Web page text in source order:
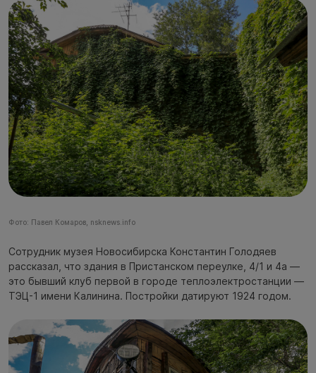
Фото: Павел Комаров, nsknews.info
Сотрудник музея Новосибирска Константин Голодяев
рассказал, что здания в Пристанском переулке, 4/1 и 4а —
это бывший клуб первой в городе теплоэлектростанции —
ТЭЦ-1 имени Калинина. Постройки датируют 1924 годом.